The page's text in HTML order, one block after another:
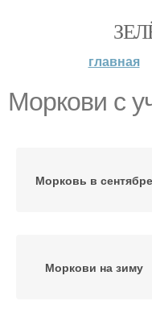
главная
Моркови с
Морковь в сентябре
Моркови на зиму